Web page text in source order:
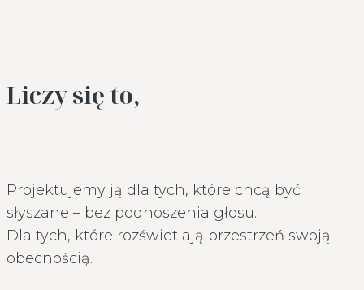
Liczy się to,
Projektujemy ją dla tych, które chcą być
słyszane – bez podnoszenia głosu.
Dla tych, które rozświetlają przestrzeń swoją
obecnością.